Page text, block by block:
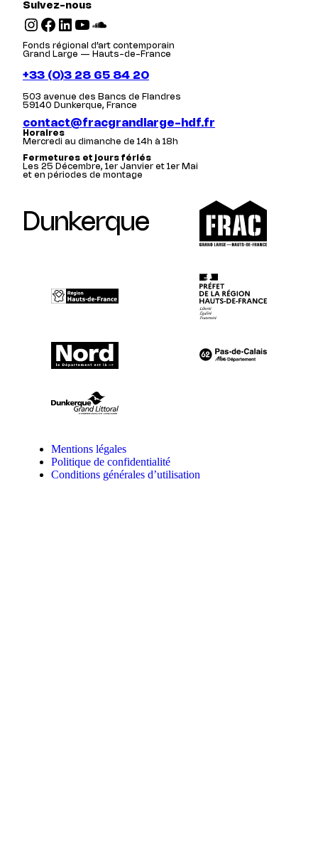
Suivez-nous
Instagram Facebook LinkedIn YouTube SoundCloud
Fonds régional d’art contemporain
Grand Large — Hauts-de-France
+33 (0)3 28 65 84 20
503 avenue des Bancs de Flandres
59140 Dunkerque, France
contact@fracgrandlarge-hdf.fr
Horaires
Mercredi au dimanche de 14h à 18h
Fermetures et jours fériés
Les 25 Décembre, 1er Janvier et 1er Mai
et en périodes de montage
Dunkerque
Mentions légales
Politique de confidentialité
Conditions générales d’utilisation